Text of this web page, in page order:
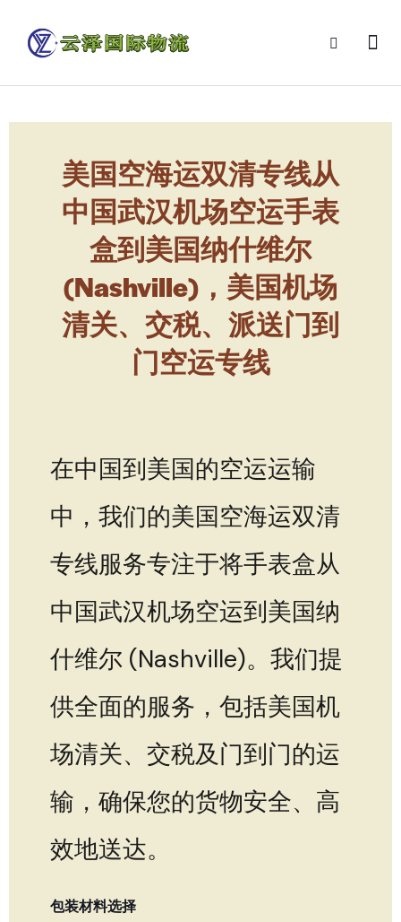
美国空海运双清专线从
中国武汉机场空运手表
盒到美国纳什维尔
(Nashville)，美国机场
清关、交税、派送门到
门空运专线
在中国到美国的空运运输
中，我们的美国空海运双清
专线服务专注于将手表盒从
中国武汉机场空运到美国纳
什维尔 (Nashville)。我们提
供全面的服务，包括美国机
场清关、交税及门到门的运
输，确保您的货物安全、高
效地送达。
包装材料选择